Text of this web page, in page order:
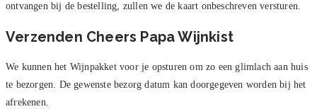
ontvangen bij de bestelling, zullen we de kaart onbeschreven versturen.
Verzenden Cheers Papa Wijnkist
We kunnen het Wijnpakket voor je opsturen om zo een glimlach aan huis
te bezorgen. De gewenste bezorg datum kan doorgegeven worden bij het
afrekenen.